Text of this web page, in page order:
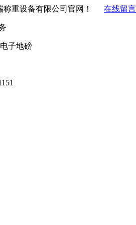
称重设备有限公司官网！ 在线留言
子地磅